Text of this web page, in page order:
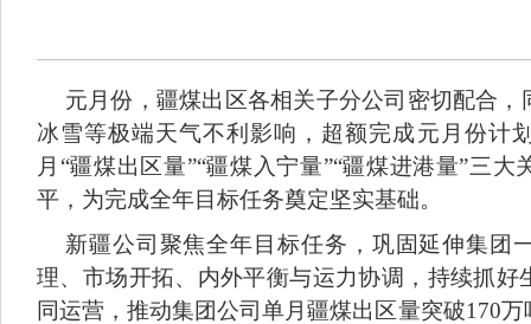
元月份，疆煤出区各相关子分公司密切配合
冰雪等极端天气不利影响，超额完成元月份计
月“疆煤出区量”“疆煤入宁量”“疆煤进港量”三
平，为完成全年目标任务奠定坚实基础。
新疆公司聚焦全年目标任务，巩固延伸集团
理、市场开拓、内外平衡与运力协调，持续抓好
同运营，推动集团公司单月疆煤出区量突破170